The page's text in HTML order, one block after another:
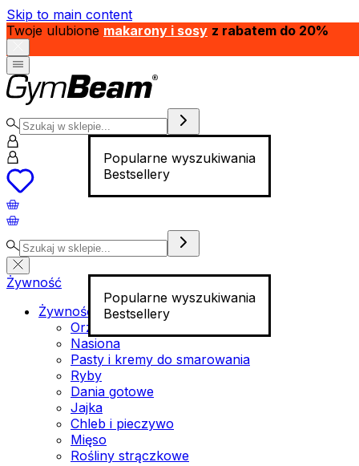
Skip to main content
Twoje ulubione makarony i sosy z rabatem do 20%
Popularne wyszukiwania
Bestsellery
Popularne wyszukiwania
Bestsellery
Żywność
Żywność funkcjonalna
Orzechy
Nasiona
Pasty i kremy do smarowania
Ryby
Dania gotowe
Jajka
Chleb i pieczywo
Mięso
Rośliny strączkowe